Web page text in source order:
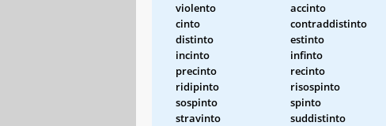
violento
accinto
cinto
contraddistinto
distinto
estinto
incinto
infinto
precinto
recinto
ridipinto
risospinto
sospinto
spinto
stravinto
suddistinto